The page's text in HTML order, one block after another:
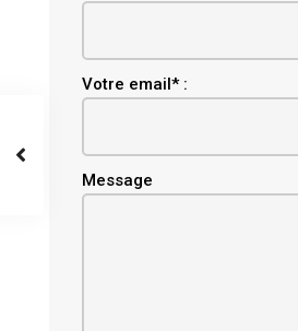
Votre email* :
Message